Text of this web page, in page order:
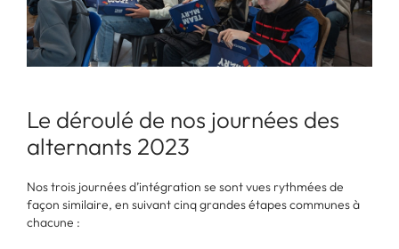
Le déroulé de nos journées des
alternants 2023
Nos trois journées d’intégration se sont vues rythmées de
façon similaire, en suivant cinq grandes étapes communes à
chacune :